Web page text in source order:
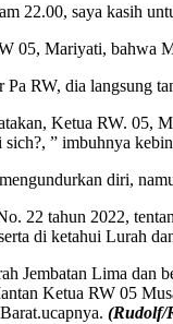
22.00, saya kasih
05, Mariyati, bahwa
RW, dia langsung
Ketua RW. 05,
” imbuhnya
diri,
22 tahun 2022,
di ketahui Lurah
Jembatan Lima dan
Ketua RW 05
(Rudolf/